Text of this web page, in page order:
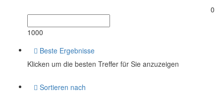
0
1000
Beste Ergebnisse
Klicken um die besten Treffer für Sie anzuzeigen
Sortieren nach